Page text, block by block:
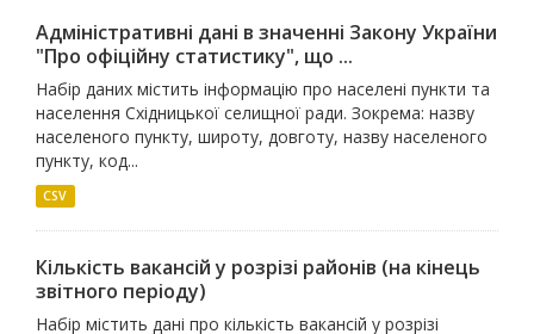
Адміністративні дані в значенні Закону України
"Про офіційну статистику", що ...
Набір даних містить інформацію про населені пункти та
населення Східницької селищної ради. Зокрема: назву
населеного пункту, широту, довготу, назву населеного
пункту, код...
CSV
Кількість вакансій у розрізі районів (на кінець
звітного періоду)
Набір містить дані про кількість вакансій у розрізі